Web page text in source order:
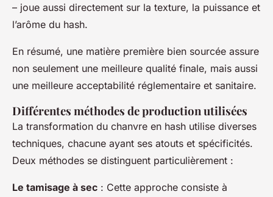
– joue aussi directement sur la texture, la puissance et
l’arôme du hash.
En résumé, une matière première bien sourcée assure
non seulement une meilleure qualité finale, mais aussi
une meilleure acceptabilité réglementaire et sanitaire.
Différentes méthodes de production utilisées
La transformation du chanvre en hash utilise diverses
techniques, chacune ayant ses atouts et spécificités.
Deux méthodes se distinguent particulièrement :
Le tamisage à sec : Cette approche consiste à